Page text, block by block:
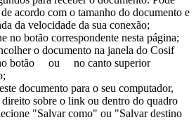
acordo com o tamanho do documento e
da velocidade da sua conexão;
no botão correspondente nesta página;
o documento na janela do Cosif
botão
ou
no canto superior
documento para o seu computador,
sobre o link ou dentro do quadro
"Salvar como" ou "Salvar destino